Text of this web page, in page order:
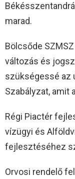
marad.
Bölcsőde
változás és
szükségessé az
Szabályzat, amit
Régi Piactér
vízügyi és
fejlesztéséhez
Orvosi rendelő